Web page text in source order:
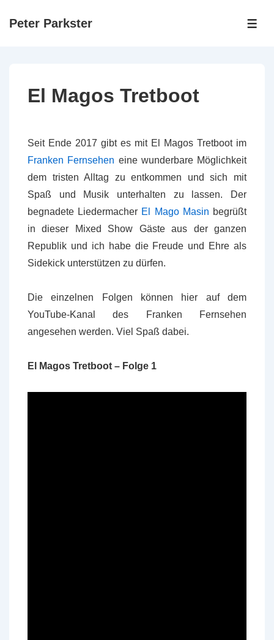
ZumPeter Parkster
El Magos Tretboot
Seit Ende 2017 gibt es mit El Magos Tretboot im
Franken Fernsehen eine wunderbare Möglichkeit
dem tristen Alltag zu entkommen und sich mit
Spaß und Musik unterhalten zu lassen. Der
begnadete Liedermacher El Mago Masin begrüßt
in dieser Mixed Show Gäste aus der ganzen
Republik und ich habe die Freude und Ehre als
Sidekick unterstützen zu dürfen.
Die einzelnen Folgen können hier auf dem
YouTube-Kanal des Franken Fernsehen
angesehen werden. Viel Spaß dabei.
El Magos Tretboot – Folge 1